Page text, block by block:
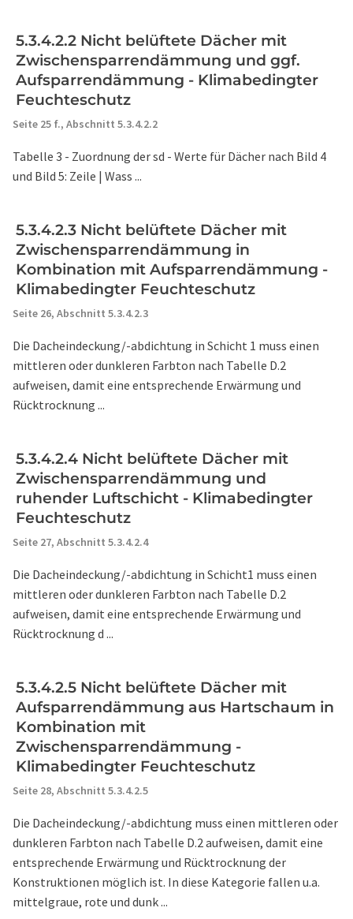
5.3.4.2.2 Nicht belüftete Dächer mit
Zwischensparrendämmung und ggf.
Aufsparrendämmung - Klimabedingter
Feuchteschutz
Seite 25 f., Abschnitt 5.3.4.2.2
Tabelle 3 - Zuordnung der sd - Werte für Dächer nach Bild 4
und Bild 5: Zeile | Wass ...
5.3.4.2.3 Nicht belüftete Dächer mit
Zwischensparrendämmung in
Kombination mit Aufsparrendämmung -
Klimabedingter Feuchteschutz
Seite 26, Abschnitt 5.3.4.2.3
Die Dacheindeckung/-abdichtung in Schicht 1 muss einen
mittleren oder dunkleren Farbton nach Tabelle D.2
aufweisen, damit eine entsprechende Erwärmung und
Rücktrocknung ...
5.3.4.2.4 Nicht belüftete Dächer mit
Zwischensparrendämmung und
ruhender Luftschicht - Klimabedingter
Feuchteschutz
Seite 27, Abschnitt 5.3.4.2.4
Die Dacheindeckung/-abdichtung in Schicht1 muss einen
mittleren oder dunkleren Farbton nach Tabelle D.2
aufweisen, damit eine entsprechende Erwärmung und
Rücktrocknung d ...
5.3.4.2.5 Nicht belüftete Dächer mit
Aufsparrendämmung aus Hartschaum in
Kombination mit
Zwischensparrendämmung -
Klimabedingter Feuchteschutz
Seite 28, Abschnitt 5.3.4.2.5
Die Dacheindeckung/-abdichtung muss einen mittleren oder
dunkleren Farbton nach Tabelle D.2 aufweisen, damit eine
entsprechende Erwärmung und Rücktrocknung der
Konstruktionen möglich ist. In diese Kategorie fallen u.a.
mittelgraue, rote und dunk ...